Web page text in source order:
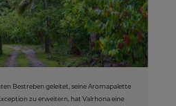
Bestreben geleitet, seine Aromapalette
zu erweitern, hat Valrhona eine